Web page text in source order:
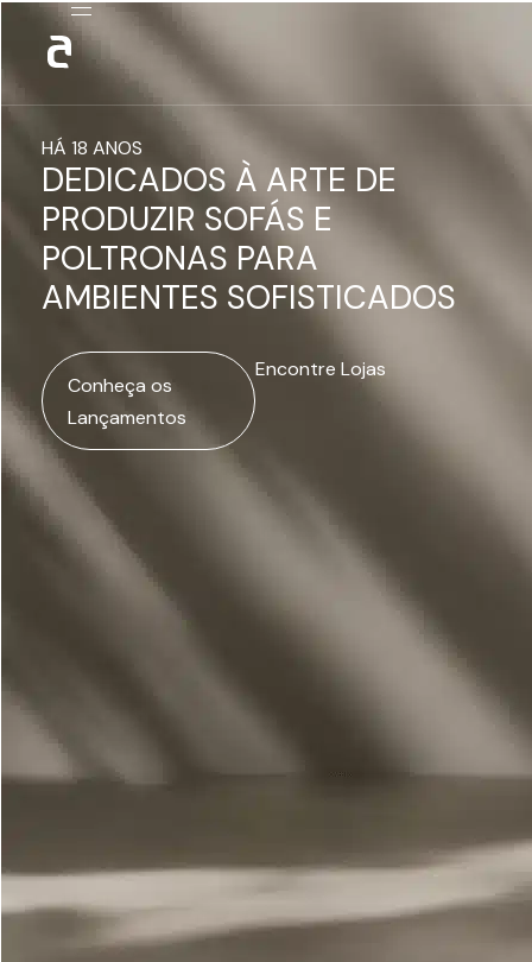
HÁ 18 ANOS
DEDICADOS À ARTE DE
PRODUZIR SOFÁS E
POLTRONAS PARA
AMBIENTES SOFISTICADOS
Conheça os
Lançamentos
Encontre Lojas